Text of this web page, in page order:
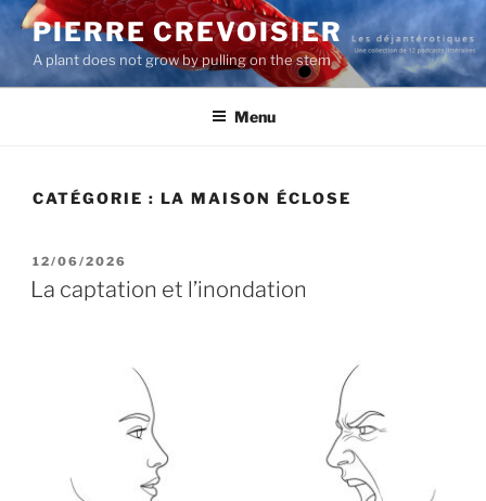
Aller
contenu
principal
PIERRE CREVOISIER
A plant does not grow by pulling on the stem
Menu
CATÉGORIE : LA MAISON ÉCLOSE
PUBLIÉ
LE
12/06/2026
La captation et l’inondation